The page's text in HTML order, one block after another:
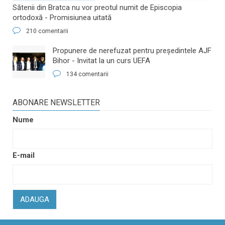
Sătenii din Bratca nu vor preotul numit de Episcopia
ortodoxă - Promisiunea uitată
210 comentarii
​Propunere de nerefuzat pentru preşedintele AJF
Bihor - Invitat la un curs UEFA
134 comentarii
ABONARE NEWSLETTER
Nume
E-mail
ADAUGA